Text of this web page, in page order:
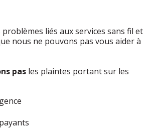
liés aux services sans fil et
nous ne pouvons pas vous aider à
pas les plaintes portant sur les